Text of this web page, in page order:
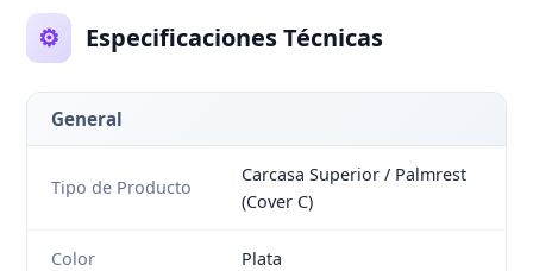
⚙️ Especificaciones Técnicas
General
Tipo de Producto
Carcasa Superior / Palmrest
(Cover C)
Color Plata